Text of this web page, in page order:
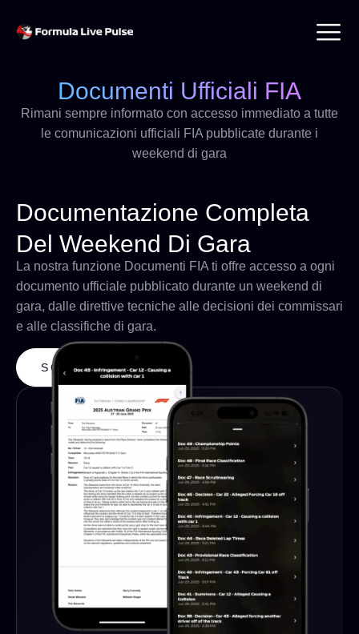
Documenti Ufficiali FIA
Rimani sempre informato con accesso immediato a tutte
le comunicazioni ufficiali FIA pubblicate durante i
weekend di gara
Documentazione Completa
Del Weekend Di Gara
La nostra funzione Documenti FIA ti offre accesso a ogni
documento ufficiale pubblicato durante un weekend di
gara, dalle direttive tecniche alle decisioni dei commissari
e alle classifiche di gara.
SCARICA L'APP